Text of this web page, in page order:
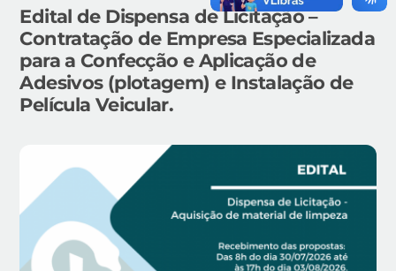
Edital de Dispensa de Licitação –
Contratação de Empresa Especializada
para a Confecção e Aplicação de
Adesivos (plotagem) e Instalação de
Película Veicular.